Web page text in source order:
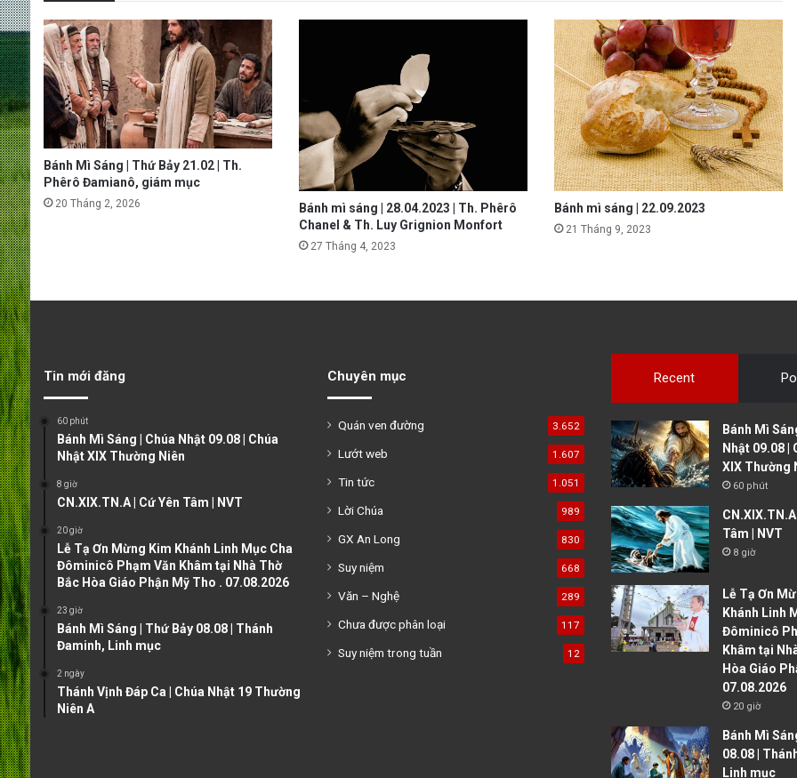
Bánh Mì Sáng | Thứ Bảy 21.02 | Th.
Phêrô Đamianô, giám mục
20 Tháng 2, 2026
Bánh mì sáng | 28.04.2023 | Th. Phêrô
Chanel & Th. Luy Grignion Monfort
27 Tháng 4, 2023
Bánh mì sáng | 22.09.2023
21 Tháng 9, 2023
Tin mới đăng
60 phút
Bánh Mì Sáng | Chúa Nhật 09.08 | Chúa
Nhật XIX Thường Niên
8 giờ
CN.XIX.TN.A | Cứ Yên Tâm | NVT
20 giờ
Lễ Tạ Ơn Mừng Kim Khánh Linh Mục Cha
Đôminicô Phạm Văn Khâm tại Nhà Thờ
Bắc Hòa Giáo Phận Mỹ Tho . 07.08.2026
23 giờ
Bánh Mì Sáng | Thứ Bảy 08.08 | Thánh
Đaminh, Linh mục
2 ngày
Thánh Vịnh Đáp Ca | Chúa Nhật 19 Thường
Niên A
Chuyên mục
Quán ven đường 3.652
Lướt web 1.607
Tin tức 1.051
Lời Chúa 989
GX An Long 830
Suy niệm 668
Văn – Nghệ 289
Chưa được phân loại 117
Suy niệm trong tuần 12
Recent
Bánh Mì
Nhật 09.08 |
XIX Thường
60 phút
Tâm | NVT
8 giờ
Lễ Tạ Ơn
Khánh Linh
Đôminicô
Khâm tại
Hòa Giáo
07.08.2026
20 giờ
Bánh Mì
08.08 |
Linh mục